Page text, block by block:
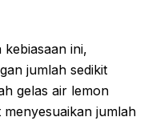
ini,
jumlah sedikit
gelas air lemon
jumlah